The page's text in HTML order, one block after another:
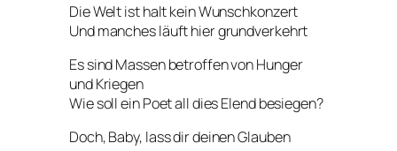
Die Welt ist halt kein Wunschkonzert
Und manches läuft hier grundverkehrt
Es sind Massen betroffen von Hunger
und Kriegen
Wie soll ein Poet all dies Elend besiegen?
Doch, Baby, lass dir deinen Glauben